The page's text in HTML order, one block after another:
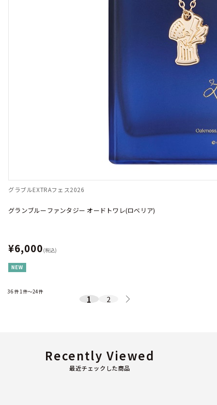
グラブルEXTRAフェス2026
グランブルーファンタジー オードトワレ(ロベリア)
¥6,000 (税込)
NEW
36件1件～24件
1 2
最近チェックした商品
Recently Viewed